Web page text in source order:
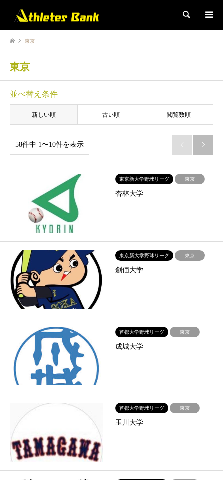
検索
東京
東京
並べ替え条件
新しい順 古い順 閲覧数順
58件中 1〜10件を表示  
東京新大学野球リーグ 東京
杏林大学
東京新大学野球リーグ 東京
創価大学
首都大学野球リーグ 東京
成城大学
首都大学野球リーグ 東京
玉川大学